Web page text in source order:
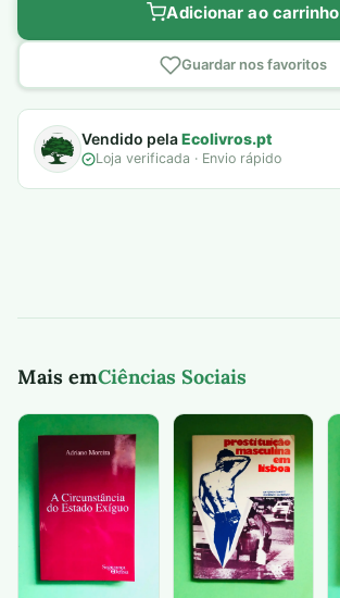
Adicionar ao carrinho
Guardar nos favoritos
Vendido pelaEcolivros.pt
Loja verificada · Envio rápido
Mais emCiências Sociais